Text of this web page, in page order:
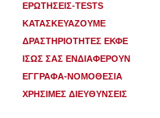
ΕΡΩΤΗΣΕΙΣ-TESTS
ΚΑΤΑΣΚΕΥΑΖΟΥΜΕ
ΔΡΑΣΤΗΡΙΟΤΗΤΕΣ ΕΚΦΕ
ΙΣΩΣ ΣΑΣ ΕΝΔΙΑΦΕΡΟΥΝ
ΕΓΓΡΑΦΑ-ΝΟΜΟΘΕΣΙΑ
ΧΡΗΣΙΜΕΣ ΔΙΕΥΘΥΝΣΕΙΣ